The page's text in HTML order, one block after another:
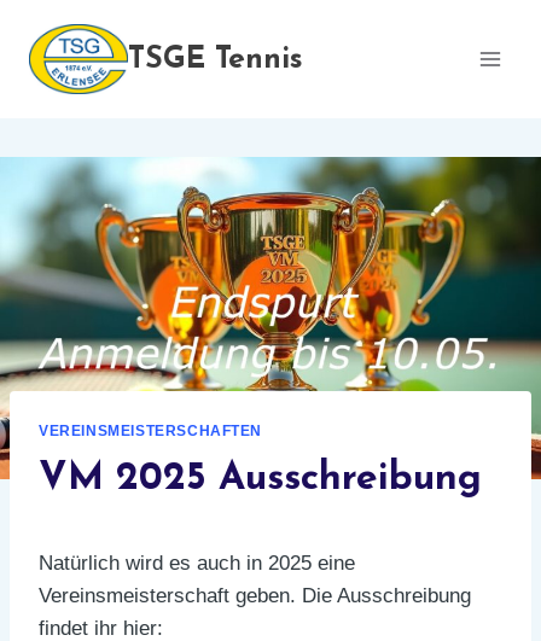
Inhalt
springen
TSGE Tennis
VEREINSMEISTERSCHAFTEN
VM 2025 Ausschreibung
Natürlich wird es auch in 2025 eine
Vereinsmeisterschaft geben. Die Ausschreibung
findet ihr hier: